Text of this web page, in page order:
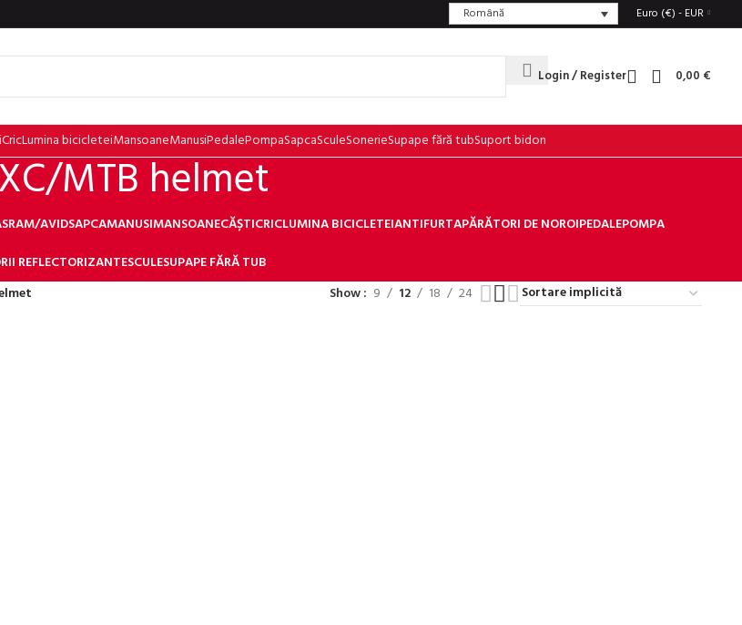
Română Euro (€) - EUR
Login / Register 0,00 €
CricLumina bicicleteiMansoaneManusiPedalePompaSapcaSculeSonerieSupape fără tubSuport bidon
XC/MTB helmet
SRAM/AVIDSAPCAMANUSIMANSOANECĂȘTICRICLUMINA BICICLETEIANTIFURTAPĂRĂTORI DE NOROIPEDALEPOMPA
REFLECTORIZANTESCULESUPAPE FĂRĂ TUB
Show 9 12 18 24